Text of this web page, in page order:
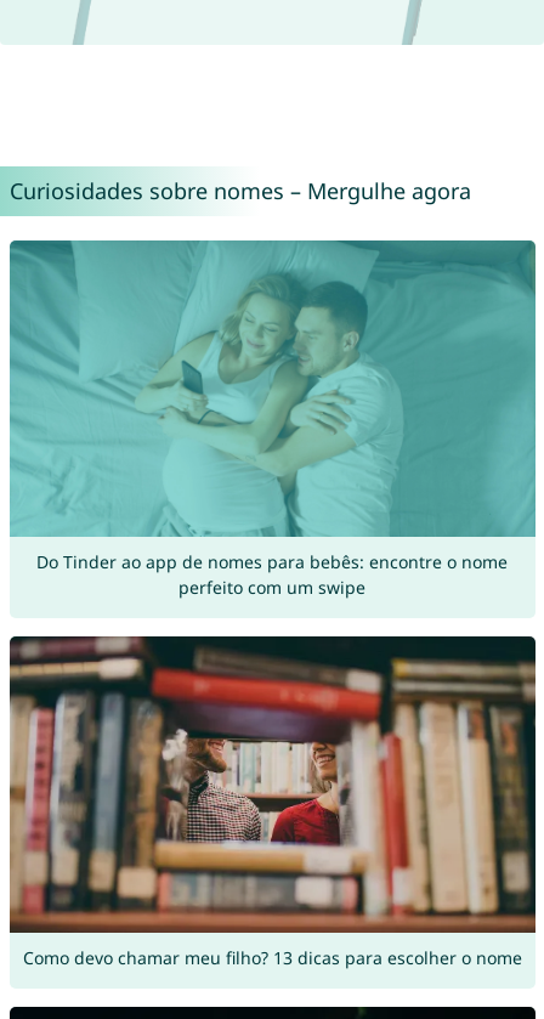
Curiosidades sobre nomes – Mergulhe agora
Do Tinder ao app de nomes para bebês: encontre o nome
perfeito com um swipe
Como devo chamar meu filho? 13 dicas para escolher o nome